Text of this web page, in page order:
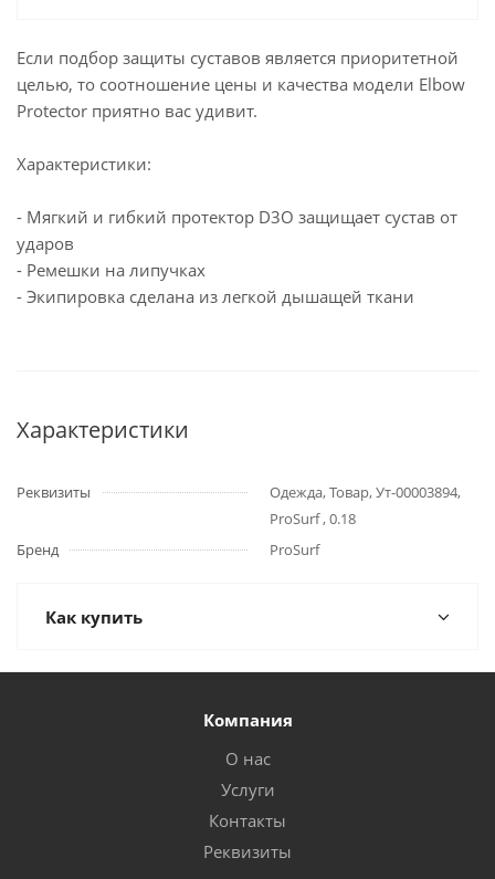
Если подбор защиты суставов является приоритетной
целью, то соотношение цены и качества модели Elbow
Protector приятно вас удивит.
Характеристики:
- Мягкий и гибкий протектор D3O защищает сустав от
ударов
- Ремешки на липучках
- Экипировка сделана из легкой дышащей ткани
Характеристики
Реквизиты
Одежда, Товар, Ут-00003894,
ProSurf , 0.18
Бренд
ProSurf
Как купить
Компания
О нас
Услуги
Контакты
Реквизиты